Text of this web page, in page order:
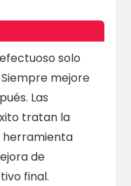
solo
mejore
Las
tratan la
herramienta
de
final.